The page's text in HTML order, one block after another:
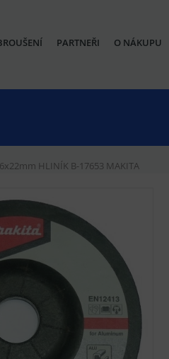
PARTNEŘI O NÁKUPU
HLINÍK B-17653 MAKITA